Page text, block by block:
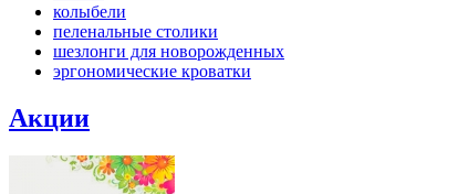
колыбели
пеленальные столики
шезлонги для новорожденных
эргономические кроватки
Акции